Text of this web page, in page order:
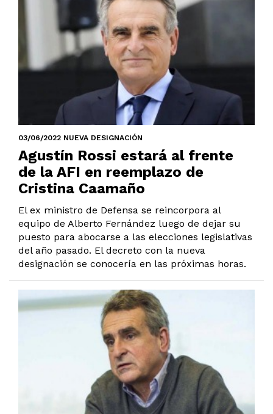
03/06/2022 NUEVA DESIGNACIÓN
Agustín Rossi estará al frente
de la AFI en reemplazo de
Cristina Caamaño
El ex ministro de Defensa se reincorpora al
equipo de Alberto Fernández luego de dejar su
puesto para abocarse a las elecciones legislativas
del año pasado. El decreto con la nueva
designación se conocería en las próximas horas.